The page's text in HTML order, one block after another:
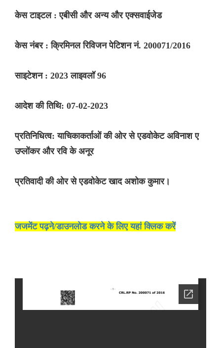
केस टाइटल : एबीसी और अन्य और एक्सवाईजेड
केस नंबर : क्रिमिनल रिविजन पेटिशन नं. 200071/2016
साइटेशन : 2023 लाइवलॉ 96
आदेश की तिथि: 07-02-2023
प्रतिनिधित्व: याचिकाकर्ताओं की ओर से एडवोकेट अविनाश ए
उप्लोंकर और रवि के अनूर
प्रतिवादी की ओर से एडवोकेट खाद अशोक कुमार।
जजमेंट पढ़ने/डाउनलोड करने के लिए यहां क्लिक करें